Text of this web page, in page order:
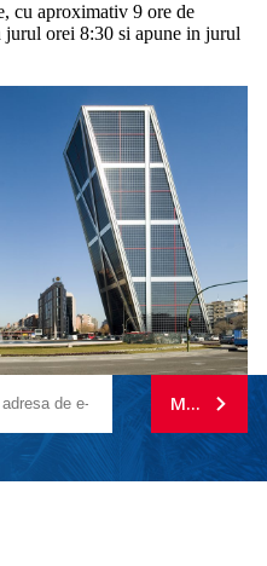
cu aproximativ 9 ore de
jurul orei 8:30 si apune in jurul
MA